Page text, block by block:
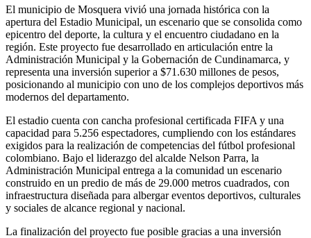
El municipio de Mosquera vivió una jornada histórica con la
apertura del Estadio Municipal, un escenario que se consolida como
epicentro del deporte, la cultura y el encuentro ciudadano en la
región. Este proyecto fue desarrollado en articulación entre la
Administración Municipal y la Gobernación de Cundinamarca, y
representa una inversión superior a $71.630 millones de pesos,
posicionando al municipio con uno de los complejos deportivos más
modernos del departamento.
El estadio cuenta con cancha profesional certificada FIFA y una
capacidad para 5.256 espectadores, cumpliendo con los estándares
exigidos para la realización de competencias del fútbol profesional
colombiano. Bajo el liderazgo del alcalde Nelson Parra, la
Administración Municipal entrega a la comunidad un escenario
construido en un predio de más de 29.000 metros cuadrados, con
infraestructura diseñada para albergar eventos deportivos, culturales
y sociales de alcance regional y nacional.
La finalización del proyecto fue posible gracias a una inversión